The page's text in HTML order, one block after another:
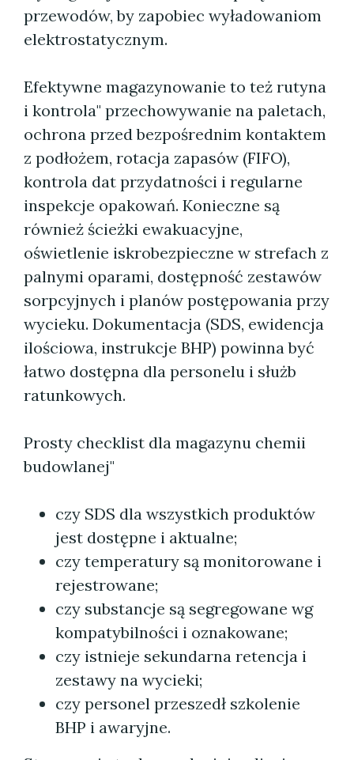
przewodów, by zapobiec wyładowaniom
elektrostatycznym.
Efektywne magazynowanie to też rutyna
i kontrola" przechowywanie na paletach,
ochrona przed bezpośrednim kontaktem
z podłożem, rotacja zapasów (FIFO),
kontrola dat przydatności i regularne
inspekcje opakowań. Konieczne są
również ścieżki ewakuacyjne,
oświetlenie iskrobezpieczne w strefach z
palnymi oparami, dostępność zestawów
sorpcyjnych i planów postępowania przy
wycieku. Dokumentacja (SDS, ewidencja
ilościowa, instrukcje BHP) powinna być
łatwo dostępna dla personelu i służb
ratunkowych.
Prosty checklist dla magazynu chemii
budowlanej"
czy SDS dla wszystkich produktów
jest dostępne i aktualne;
czy temperatury są monitorowane i
rejestrowane;
czy substancje są segregowane wg
kompatybilności i oznakowane;
czy istnieje sekundarna retencja i
zestawy na wycieki;
czy personel przeszedł szkolenie
BHP i awaryjne.